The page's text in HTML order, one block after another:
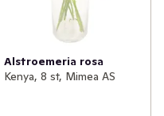
Alstroemeria rosa
Kenya, 8 st, Mimea AS